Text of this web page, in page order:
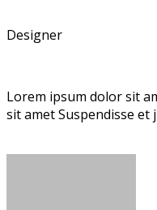
Designer
Lorem ipsum dolor sit
sit amet Suspendisse et